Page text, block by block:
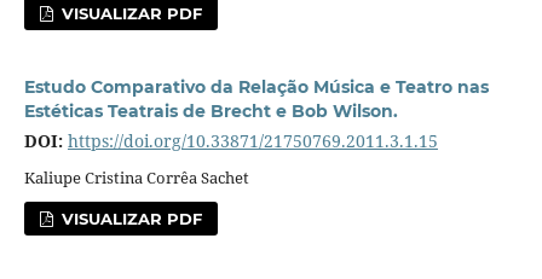
VISUALIZAR PDF
Estudo Comparativo da Relação Música e Teatro nas
Estéticas Teatrais de Brecht e Bob Wilson.
DOI: https://doi.org/10.33871/21750769.2011.3.1.15
Kaliupe Cristina Corrêa Sachet
VISUALIZAR PDF